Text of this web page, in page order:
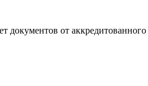
документов от